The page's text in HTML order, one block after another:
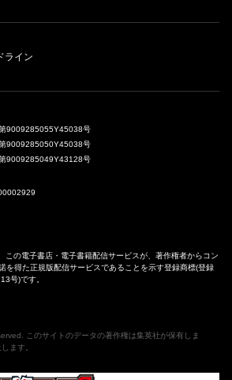
ライン
9009285055Y45038号
9009285050Y45038号
9009285049Y43128号
この電子書店・電子書籍配信サービスが、著作権者からコン
を得た正規版配信サービスであることを示す登録商標(登録
号)です。
このサイトのデータの著作権は集英社が保有しま
ます。